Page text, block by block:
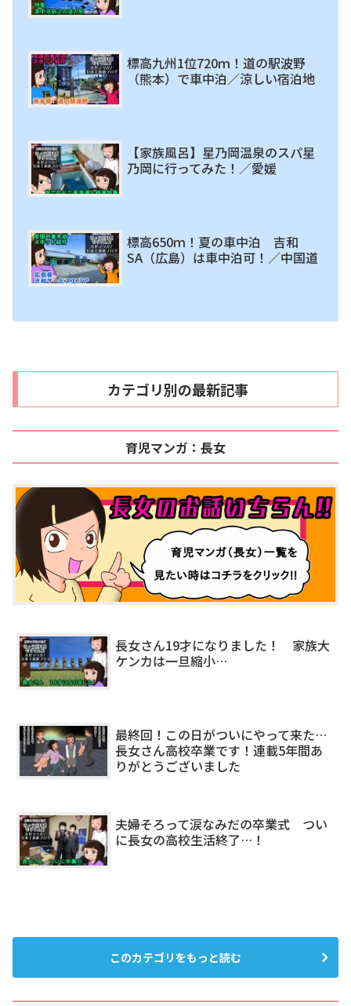
標高九州1位720ｍ！道の駅波野
（熊本）で車中泊／涼しい宿泊地
【家族風呂】星乃岡温泉のスパ星
乃岡に行ってみた！／愛媛
標高650ｍ！夏の車中泊 吉和
SA（広島）は車中泊可！／中国道
カテゴリ別の最新記事
育児マンガ：長女
長女さん19才になりました！ 家族大
ケンカは一旦縮小…
最終回！この日がついにやって来た…
長女さん高校卒業です！連載5年間あ
りがとうございました
夫婦そろって涙なみだの卒業式 つい
に長女の高校生活終了…！
このカテゴリをもっと読む